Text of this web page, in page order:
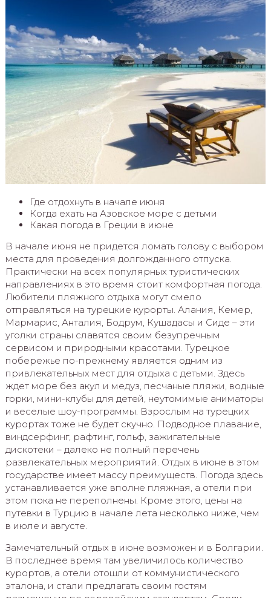
Где отдохнуть в начале июня
Когда ехать на Азовское море с детьми
Какая погода в Греции в июне
В начале июня не придется ломать голову с выбором
места для проведения долгожданного отпуска.
Практически на всех популярных туристических
направлениях в это время стоит комфортная погода.
Любители пляжного отдыха могут смело
отправляться на турецкие курорты. Алания, Кемер,
Мармарис, Анталия, Бодрум, Кушадасы и Сиде – эти
уголки страны славятся своим безупречным
сервисом и природными красотами. Турецкое
побережье по-прежнему является одним из
привлекательных мест для отдыха с детьми. Здесь
ждет море без акул и медуз, песчаные пляжи, водные
горки, мини-клубы для детей, неутомимые аниматоры
и веселые шоу-программы. Взрослым на турецких
курортах тоже не будет скучно. Подводное плавание,
виндсерфинг, рафтинг, гольф, зажигательные
дискотеки – далеко не полный перечень
развлекательных мероприятий. Отдых в июне в этом
государстве имеет массу преимуществ. Погода здесь
устанавливается уже вполне пляжная, а отели при
этом пока не переполнены. Кроме этого, цены на
путевки в Турцию в начале лета несколько ниже, чем
в июле и августе.
Замечательный отдых в июне возможен и в Болгарии.
В последнее время там увеличилось количество
курортов, а отели отошли от коммунистического
эталона, и стали предлагать своим гостям